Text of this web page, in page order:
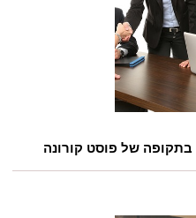
בתקופה של פוסט קורונה